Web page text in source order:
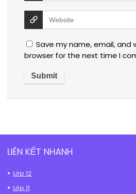
Save my name, email, and
browser for the next time I
LIÊN KẾT NHANH
Lớp 12
Lớp 11